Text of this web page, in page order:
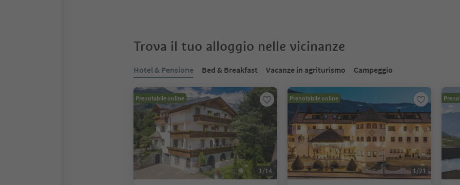
Trova il tuo alloggio nelle vicinanze
Hotel & Pensione Bed & Breakfast Vacanze in agriturismo Campeggio
Prenotabile online
1/14
Prenotabile online
1/21